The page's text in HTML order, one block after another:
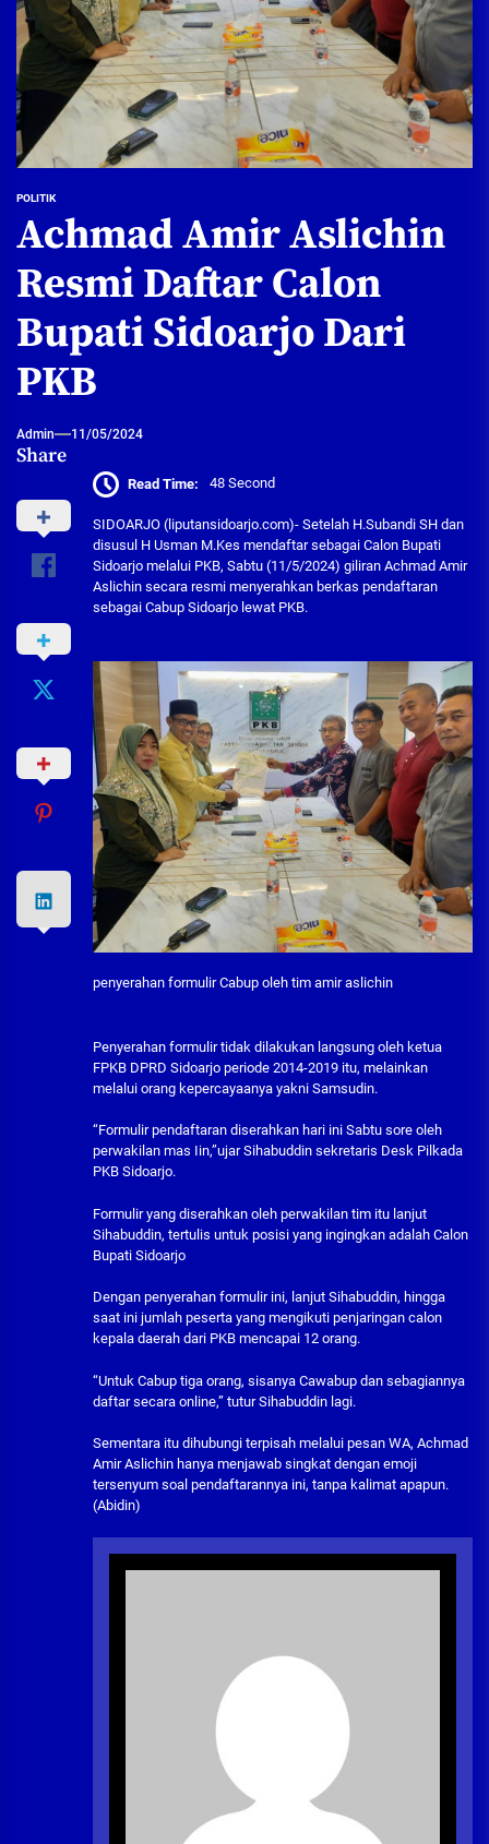
POLITIK
Achmad Amir Aslichin
Resmi Daftar Calon
Bupati Sidoarjo Dari
PKB
Admin 11/05/2024
Share
Read Time: 48 Second
SIDOARJO (liputansidoarjo.com)- Setelah H.Subandi SH dan
disusul H Usman M.Kes mendaftar sebagai Calon Bupati
Sidoarjo melalui PKB, Sabtu (11/5/2024) giliran Achmad Amir
Aslichin secara resmi menyerahkan berkas pendaftaran
sebagai Cabup Sidoarjo lewat PKB.
penyerahan formulir Cabup oleh tim amir aslichin
Penyerahan formulir tidak dilakukan langsung oleh ketua
FPKB DPRD Sidoarjo periode 2014-2019 itu, melainkan
melalui orang kepercayaanya yakni Samsudin.
“Formulir pendaftaran diserahkan hari ini Sabtu sore oleh
perwakilan mas Iin,”ujar Sihabuddin sekretaris Desk Pilkada
PKB Sidoarjo.
Formulir yang diserahkan oleh perwakilan tim itu lanjut
Sihabuddin, tertulis untuk posisi yang ingingkan adalah Calon
Bupati Sidoarjo
Dengan penyerahan formulir ini, lanjut Sihabuddin, hingga
saat ini jumlah peserta yang mengikuti penjaringan calon
kepala daerah dari PKB mencapai 12 orang.
“Untuk Cabup tiga orang, sisanya Cawabup dan sebagiannya
daftar secara online,” tutur Sihabuddin lagi.
Sementara itu dihubungi terpisah melalui pesan WA, Achmad
Amir Aslichin hanya menjawab singkat dengan emoji
tersenyum soal pendaftarannya ini, tanpa kalimat apapun.
(Abidin)